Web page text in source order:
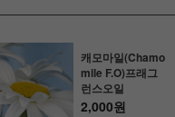
캐모마일(Chamo
mile F.O)프래그
런스오일
2,000원